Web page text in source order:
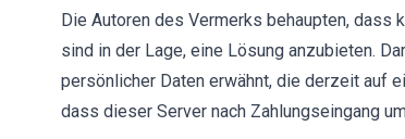
Die Autoren des Vermerks behaupten,
sind in der Lage, eine Lösung anzubieten.
persönlicher Daten erwähnt, die derzeit auf
dass dieser Server nach Zahlungseingang